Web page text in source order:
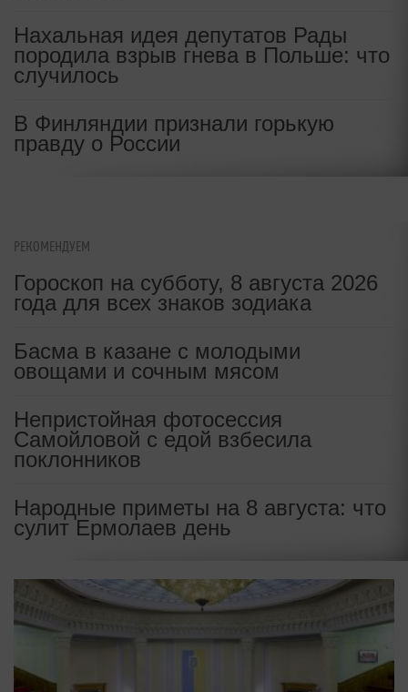
Нахальная идея депутатов Рады
породила взрыв гнева в Польше: что
случилось
В Финляндии признали горькую
правду о России
РЕКОМЕНДУЕМ
Гороскоп на субботу, 8 августа 2026
года для всех знаков зодиака
Басма в казане с молодыми
овощами и сочным мясом
Непристойная фотосессия
Самойловой с едой взбесила
поклонников
Народные приметы на 8 августа: что
сулит Ермолаев день